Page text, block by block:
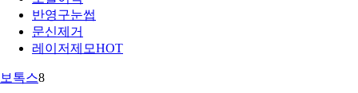
반영구눈썹
문신제거
레이저제모HOT
보톡스8